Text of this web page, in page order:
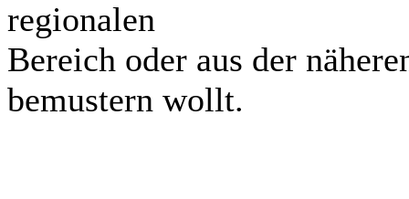
regionalen
Bereich oder aus der
bemustern wollt.